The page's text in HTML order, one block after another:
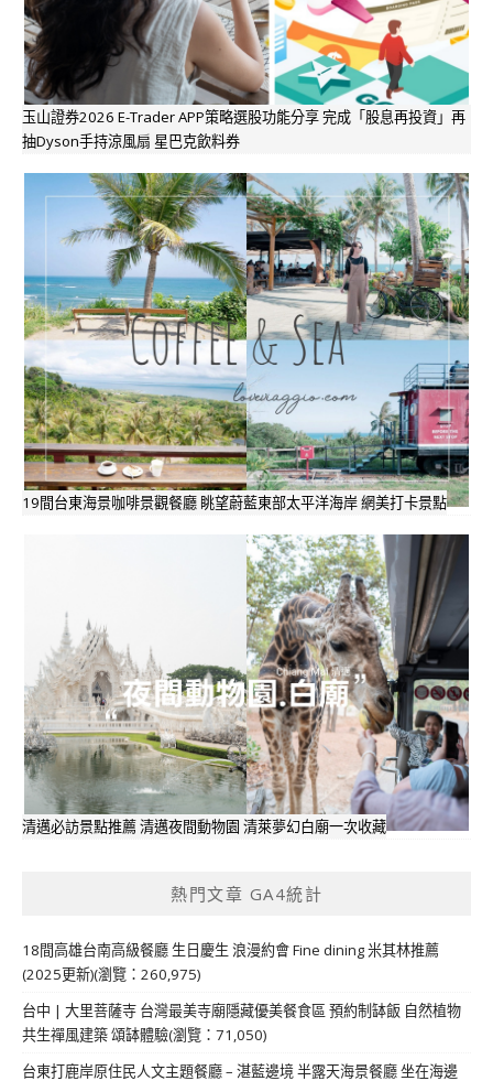
玉山證券2026 E-Trader APP策略選股功能分享 完成「股息再投資」再
抽Dyson手持涼風扇 星巴克飲料券
19間台東海景咖啡景觀餐廳 眺望蔚藍東部太平洋海岸 網美打卡景點
清邁必訪景點推薦 清邁夜間動物園 清萊夢幻白廟一次收藏
熱門文章 GA4統計
18間高雄台南高級餐廳 生日慶生 浪漫約會 Fine dining 米其林推薦
(2025更新)(瀏覽：260,975)
台中 | 大里菩薩寺 台灣最美寺廟隱藏優美餐食區 預約制缽飯 自然植物
共生禪風建築 頌缽體驗(瀏覽：71,050)
台東打鹿岸原住民人文主題餐廳 – 湛藍邊境 半露天海景餐廳 坐在海邊